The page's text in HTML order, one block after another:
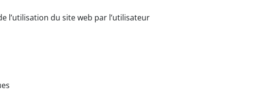
l’utilisation du site web par l’utilisateur